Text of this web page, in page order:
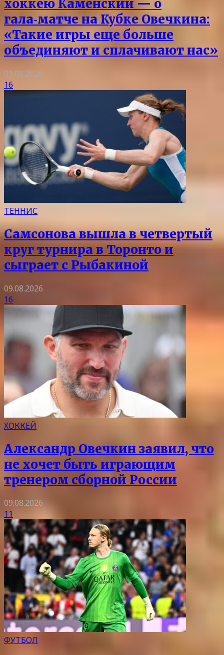
хоккею Каменский — о
гала‑матче на Кубке Овечкина:
«Такие игры еще больше
объединяют и сплачивают нас»
09.08.2026
16
ТЕННИС
Самсонова вышла в четвертый
круг турнира в Торонто и
сыграет с Рыбакиной
09.08.2026
16
ХОККЕЙ
Александр Овечкин заявил, что
не хочет быть играющим
тренером сборной России
09.08.2026
11
ФУТБОЛ